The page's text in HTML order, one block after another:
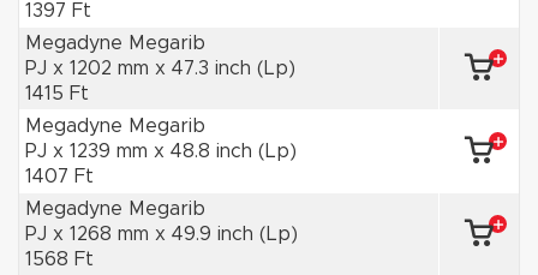
1397 Ft
Megadyne Megarib
PJ x 1202 mm x 47.3 inch (Lp)
1415 Ft
Megadyne Megarib
PJ x 1239 mm x 48.8 inch (Lp)
1407 Ft
Megadyne Megarib
PJ x 1268 mm x 49.9 inch (Lp)
1568 Ft